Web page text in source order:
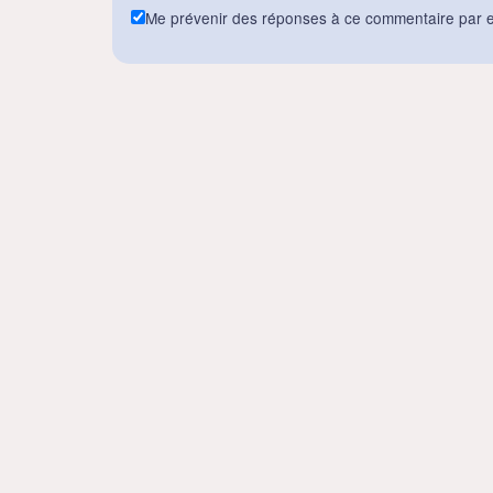
Me prévenir des réponses à ce commentaire par